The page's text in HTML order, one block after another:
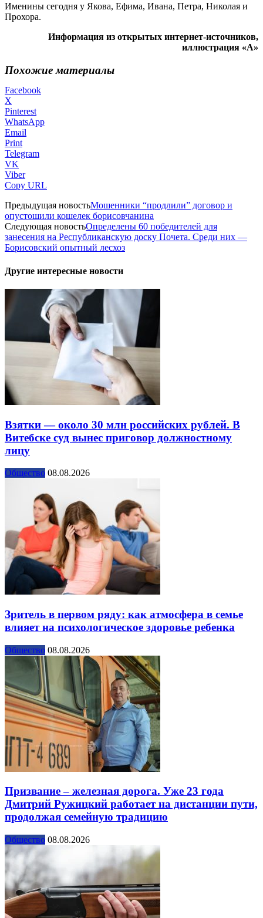
Именины сегодня у Якова, Ефима, Ивана, Петра, Николая и
Прохора.
Информация из открытых интернет-источников,
иллюстрация «А»
Похожие материалы
Facebook
X
Pinterest
WhatsApp
Email
Print
Telegram
VK
Viber
Copy URL
Предыдущая новостьМошенники “продлили” договор и
опустошили кошелек борисовчанина
Следующая новостьОпределены 60 победителей для
занесения на Республиканскую доску Почета. Среди них —
Борисовский опытный лесхоз
Другие интересные новости
Взятки — около 30 млн российских рублей. В
Витебске суд вынес приговор должностному
лицу
Общество 08.08.2026
Зритель в первом ряду: как атмосфера в семье
влияет на психологическое здоровье ребенка
Общество 08.08.2026
Призвание – железная дорога. Уже 23 года
Дмитрий Ружицкий работает на дистанции пути,
продолжая семейную традицию
Общество 08.08.2026